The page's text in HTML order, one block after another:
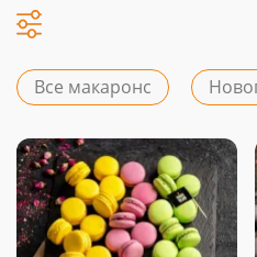
Все макаронс